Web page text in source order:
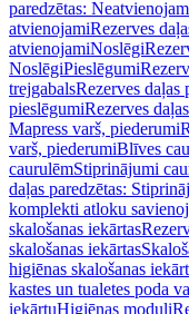
paredzētas:
atvienojamiRezerves
atvienojamiNoslēgi
NoslēgiPieslēgumi
trejgabalsRezerves daļas
pieslēgumiRezerves
Mapress varš, piederumi
varš, piederumiBlīves
caurulēmStiprinājumi
daļas paredzētas:
komplekti atloku
skalošanas iekārtas
skalošanas iekārtas
higiēnas skalošanas
kastes un tualetes poda
iekārtuHigiēnas moduļi